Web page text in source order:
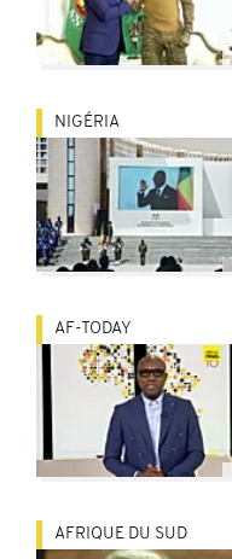
NIGÉRIA
AF-TODAY
AFRIQUE DU SUD